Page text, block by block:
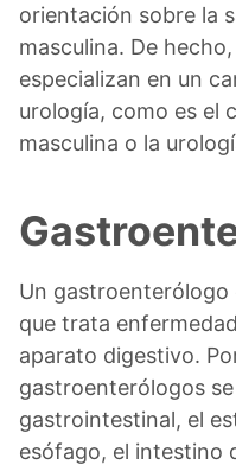
orientación sobre la
masculina. De
especializan en un
urología, como es el
masculina o la
Un gastroenterólogo
que trata
aparato digestivo.
gastroenterólogos
gastrointestinal, el
esófago, el intestino